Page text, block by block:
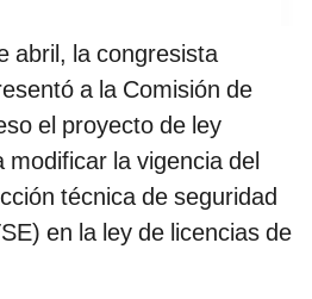
abril, la congresista
a la Comisión de
el proyecto de ley
modificar la vigencia del
técnica de seguridad
en la ley de licencias de